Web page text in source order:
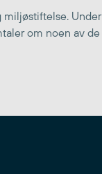
miljøstiftelse. Under
om noen av de